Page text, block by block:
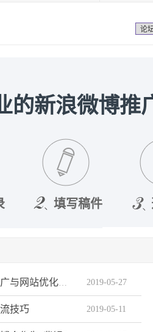
论
的新浪微博推
填写稿件
如何将微博软性广告的推广与网站优化关系 2019-05-27
技巧 2019-05-11